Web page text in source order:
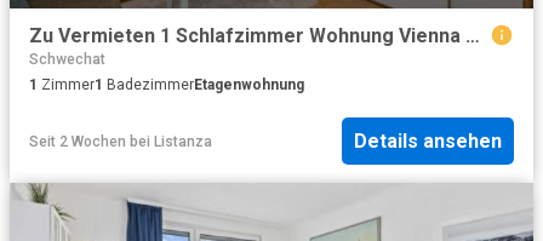
Zu Vermieten 1 Schlafzimmer Wohnung Vienna Vienna DS101946663
Schwechat
1 Zimmer1 BadezimmerEtagenwohnung
Seit 2 Wochen bei Listanza Details ansehen